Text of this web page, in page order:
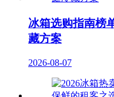
冰箱选购指南榜
藏方案
2026-08-07